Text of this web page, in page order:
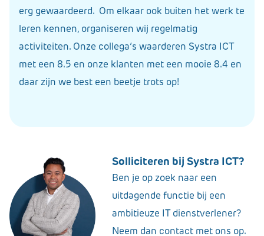
erg gewaardeerd. Om elkaar ook buiten het werk te
leren kennen, organiseren wij regelmatig
activiteiten. Onze collega’s waarderen Systra ICT
met een 8.5 en onze klanten met een mooie 8.4 en
daar zijn we best een beetje trots op!
Solliciteren bij Systra ICT?
Ben je op zoek naar een
uitdagende functie bij een
ambitieuze IT dienstverlener?
Neem dan contact met ons op.